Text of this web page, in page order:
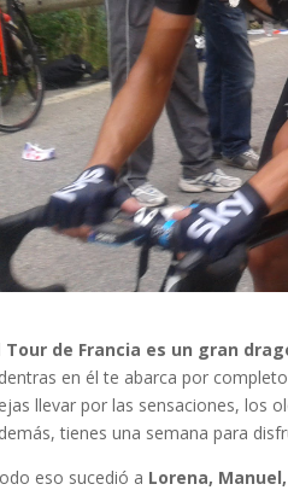
Tour de Francia es un gran
en él te abarca por
llevar por las sensaciones, los
tienes una semana para
eso sucedió a Lorena,